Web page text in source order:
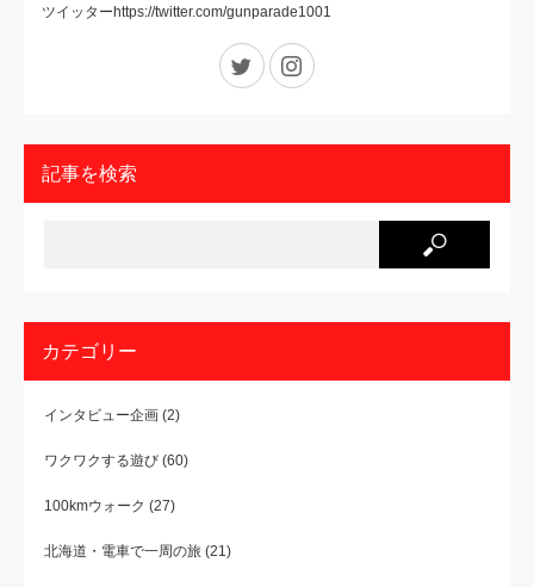
ツイッターhttps://twitter.com/gunparade1001
Twitter
記事を検索
カテゴリー
インタビュー企画 (2)
ワクワクする遊び (60)
100kmウォーク (27)
北海道・電車で一周の旅 (21)